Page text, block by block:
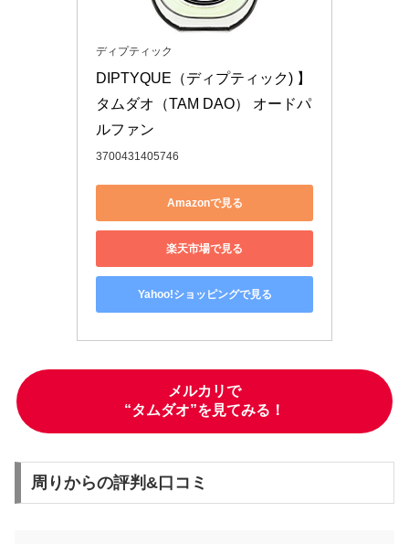
ディプティック
DIPTYQUE（ディプティック) 】
タムダオ（TAM DAO） オードパ
ルファン
3700431405746
Amazonで見る
楽天市場で見る
Yahoo!ショッピングで見る
メルカリで
“タムダオ”を見てみる！
周りからの評判&口コミ